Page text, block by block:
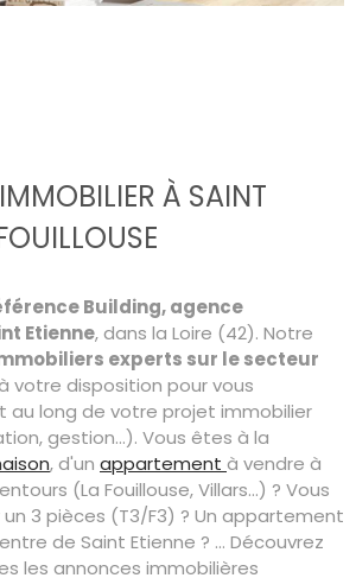
IMMOBILIER À SAINT
Building, agence
Etienne, dans la Loire (42). Notre
experts sur le secteur
votre disposition pour vous
long de votre projet immobilier
gestion...). Vous êtes à la
, d'un appartement à vendre à
(La Fouillouse, Villars...) ? Vous
3 pièces (T3/F3) ? Un appartement
de Saint Etienne ? ... Découvrez
les annonces immobilières
RECHERCHER